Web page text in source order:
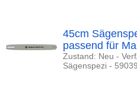
45cm
passend für
Zustand: Neu -
Sägenspezi -